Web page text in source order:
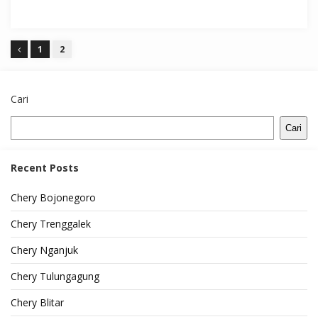
1 2
Cari
Cari
Recent Posts
Chery Bojonegoro
Chery Trenggalek
Chery Nganjuk
Chery Tulungagung
Chery Blitar